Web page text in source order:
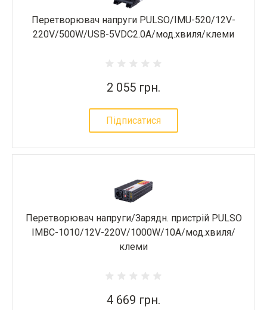
Перетворювач напруги PULSO/IMU-520/12V-
220V/500W/USB-5VDC2.0A/мод.хвиля/клеми
2 055 грн.
Підписатися
Перетворювач напруги/Зарядн. пристрій PULSO
IMBC-1010/12V-220V/1000W/10A/мод.хвиля/
клеми
4 669 грн.